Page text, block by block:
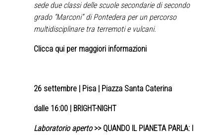
sede due classi delle scuole secondarie di secondo
grado “Marconi” di Pontedera per un percorso
multidisciplinare tra terremoti e vulcani.
Clicca qui per maggiori informazioni
26 settembre | Pisa | Piazza Santa Caterina
dalle 16:00 | BRIGHT-NIGHT
Laboratorio aperto>> QUANDO IL PIANETA PARLA: I